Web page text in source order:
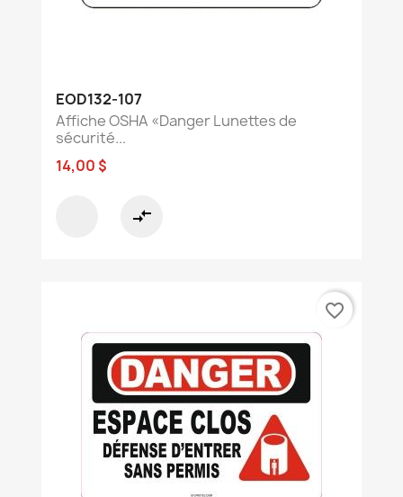
EOD132-107
Affiche OSHA «Danger Lunettes de
sécurité...
14,00 $
compare_arrows
favorite_border